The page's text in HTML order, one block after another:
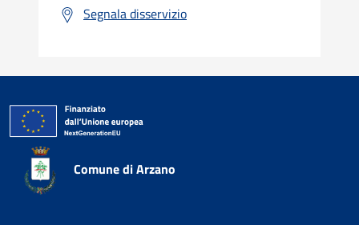
Segnala disservizio
Comune di Arzano